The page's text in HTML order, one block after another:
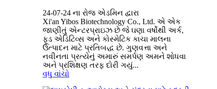
24-07-24 ના રોજ એડમિન દ્વારા
Xi'an Yibos Biotechnology Co., Ltd. એ એક
જાણીતું એન્ટરપ્રાઇઝ છે જે ઘણા વર્ષોથી અર્ક,
ફૂડ એડિટિવ્સ અને કોસ્મેટિક કાચા માલના
ઉત્પાદન માટે પ્રતિબદ્ધ છે. ગુણવત્તા અને
નવીનતા પ્રત્યેનું અમારું સમર્પણ અમને શોધવા
અને પ્રશિક્ષણ તરફ દોરી ગયું...
વધુ વાંચો